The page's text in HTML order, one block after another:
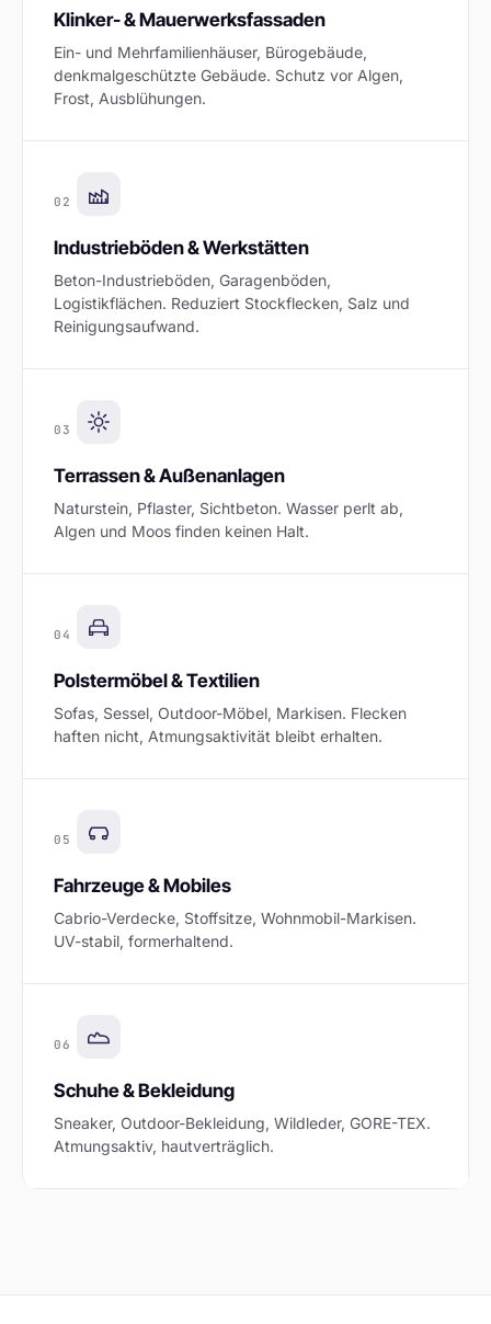
Klinker- & Mauerwerksfassaden
Ein- und Mehrfamilienhäuser, Bürogebäude,
denkmalgeschützte Gebäude. Schutz vor Algen,
Frost, Ausblühungen.
02
Industrieböden & Werkstätten
Beton-Industrieböden, Garagenböden,
Logistikflächen. Reduziert Stockflecken, Salz und
Reinigungsaufwand.
03
Terrassen & Außenanlagen
Naturstein, Pflaster, Sichtbeton. Wasser perlt ab,
Algen und Moos finden keinen Halt.
04
Polstermöbel & Textilien
Sofas, Sessel, Outdoor-Möbel, Markisen. Flecken
haften nicht, Atmungsaktivität bleibt erhalten.
05
Fahrzeuge & Mobiles
Cabrio-Verdecke, Stoffsitze, Wohnmobil-Markisen.
UV-stabil, formerhaltend.
06
Schuhe & Bekleidung
Sneaker, Outdoor-Bekleidung, Wildleder, GORE-TEX.
Atmungsaktiv, hautverträglich.